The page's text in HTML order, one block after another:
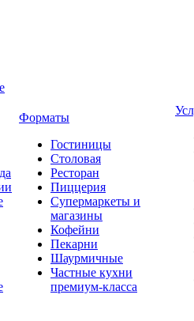
Форматы
Гостиницы
Столовая
Ресторан
Пиццерия
Супермаркеты и
магазины
Кофейни
Пекарни
Шаурмичные
Частные кухни
премиум-класса